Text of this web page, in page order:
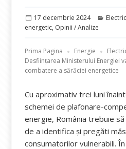
Publicat
pe
17 decembrie 2024
energetic, Opinii / Analize
Prima Pagina Energie
Desființarea Ministerului Energiei
combatere a sărăciei energetice
Cu aproximativ trei luni
schemei de plafonare-
energie, România trebuie
de a identifica și pregăti
consumatorilor vulnerabili.